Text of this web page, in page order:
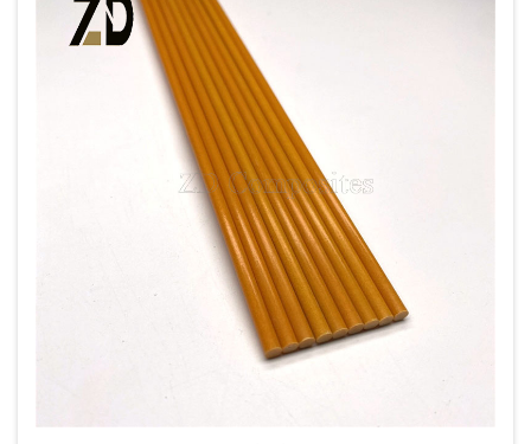
suplay ay nag-aalok ng maraming
estratehikong benepisyo...